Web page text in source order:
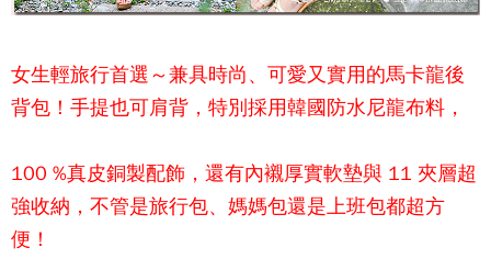
女生輕旅行首選～兼具時尚、可愛又實用的馬卡龍後
背包 ！手提也可肩背，特別採用韓國防水尼龍布料，
100 %真皮銅製配飾，還有內襯厚實軟墊與 11 夾層超
強收納，不管是旅行包、媽媽包還是上班包都超方
便！